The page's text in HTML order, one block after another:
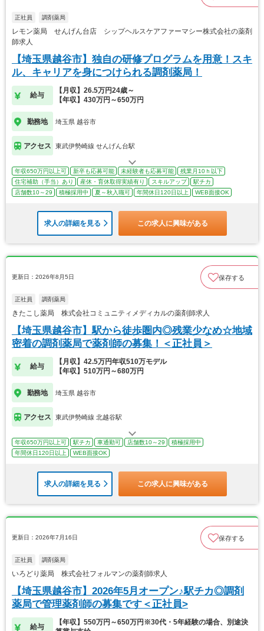
正社員 調剤薬局
レモン薬局 せんげん台店 シップヘルスケアファーマシー株式会社の薬剤
師求人
【埼玉県越谷市】独自の研修プログラムを用意！スキ
ル、キャリアを身につけられる調剤薬局！
給与
【月収】26.5万円24歳～
【年収】430万円～650万円
勤務地 埼玉県 越谷市
アクセス 東武伊勢崎線 せんげん台駅
年収650万円以上可 新卒も応募可能 未経験者も応募可能
残業月10ｈ以下
住宅補助（手当）あり
産休・育休取得実績有り スキルアップ
駅チカ
店舗数10～29
積極採用中 夏～秋入職可 年間休日120日以上 WEB面接OK
求人の詳細を見る この求人に興味がある
更新日：2026年8月5日 保存する
正社員 調剤薬局
きたこし薬局 株式会社コミュニティメディカルの薬剤師求人
【埼玉県越谷市】駅から徒歩圏内◎残業少なめ☆地域
密着の調剤薬局で薬剤師の募集！＜正社員＞
給与
【月収】42.5万円年収510万モデル
【年収】510万円～680万円
勤務地 埼玉県 越谷市
アクセス 東武伊勢崎線 北越谷駅
年収650万円以上可 駅チカ 車通勤可 店舗数10～29
積極採用中
年間休日120日以上
WEB面接OK
求人の詳細を見る この求人に興味がある
更新日：2026年7月16日 保存する
正社員 調剤薬局
いろどり薬局 株式会社フォルマンの薬剤師求人
【埼玉県越谷市】2026年5月オープン♪駅チカ◎調剤
薬局で管理薬剤師の募集です＜正社員>
給与
【年収】550万円～650万円※30代・5年経験の場合、別途決